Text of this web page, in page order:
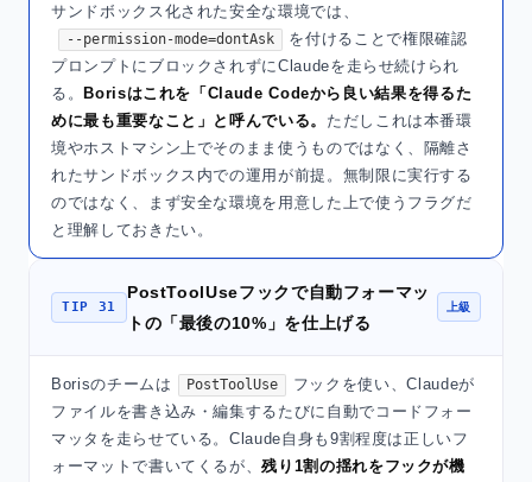
サンドボックス化された安全な環境では、
--permission-mode=dontAsk
を付けることで権限確認
プロンプトにブロックされずにClaudeを走らせ続けられ
る。Borisはこれを「Claude Codeから良い結果を得るた
めに最も重要なこと」と呼んでいる。 ただしこれは本番環
境やホストマシン上でそのまま使うものではなく、隔離さ
れたサンドボックス内での運用が前提。無制限に実行する
のではなく、まず安全な環境を用意した上で使うフラグだ
と理解しておきたい。
TIP 31
PostToolUseフックで自動フォーマッ
トの「最後の10%」を仕上げる
上級
Borisのチームは PostToolUse
フックを使い、Claudeが
ファイルを書き込み・編集するたびに自動でコードフォー
マッタを走らせている。Claude自身も9割程度は正しいフ
ォーマットで書いてくるが、残り1割の揺れをフックが機